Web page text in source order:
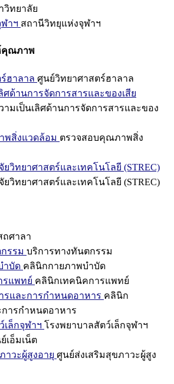
วิทยาลัย
าฯ สถานีวิทยุแห่งจุฬาฯ
คุณภาพ
ฮาลาล ศูนย์วิทยาศาสตร์ฮาลาล
ศด้านการจัดการสารและของเสีย
ามเป็นเลิศด้านการจัดการสารและของ
พสิ่งแวดล้อม ตรวจสอบคุณภาพสิ่ง
ยวิทยาศาสตร์และเทคโนโลยี (STREC)
ยวิทยาศาสตร์และเทคโนโลยี (STREC)
ถศาลา
รรม บริการทางทันตกรรม
ำบัด คลินิกกายภาพบำบัด
รแพทย์ คลินิกเทคนิคการแพทย์
และการกำหนดอาหาร คลินิก
ารกำหนดอาหาร
เล็กจุฬาฯ โรงพยาบาลสัตว์เล็กจุฬาฯ
เอ็มเน็ต
าวะผู้สูงอายุ ศูนย์ส่งเสริมสุขภาวะผู้สูง